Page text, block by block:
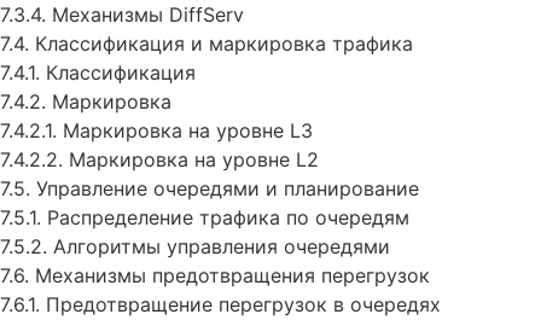
7.3.4. Механизмы DiffServ
7.4. Классификация и маркировка трафика
7.4.1. Классификация
7.4.2. Маркировка
7.4.2.1. Маркировка на уровне L3
7.4.2.2. Маркировка на уровне L2
7.5. Управление очередями и планирование
7.5.1. Распределение трафика по очередям
7.5.2. Алгоритмы управления очередями
7.6. Механизмы предотвращения перегрузок
7.6.1. Предотвращение перегрузок в очередях